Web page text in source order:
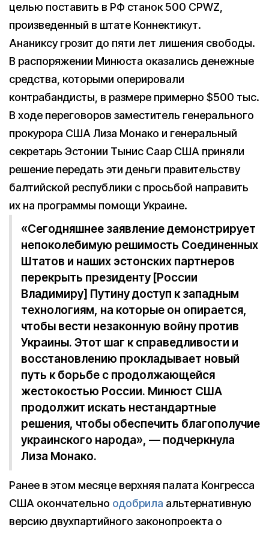
целью поставить в РФ станок 500 CPWZ,
произведенный в штате Коннектикут.
Ананиксу грозит до пяти лет лишения свободы.
В распоряжении Минюста оказались денежные
средства, которыми оперировали
контрабандисты, в размере примерно $500 тыс.
В ходе переговоров заместитель генерального
прокурора США Лиза Монако и генеральный
секретарь Эстонии Тынис Саар США приняли
решение передать эти деньги правительству
балтийской республики с просьбой направить
их на программы помощи Украине.
«Сегодняшнее заявление демонстрирует
непоколебимую решимость Соединенных
Штатов и наших эстонских партнеров
перекрыть президенту [России
Владимиру] Путину доступ к западным
технологиям, на которые он опирается,
чтобы вести незаконную войну против
Украины. Этот шаг к справедливости и
восстановлению прокладывает новый
путь к борьбе с продолжающейся
жестокостью России. Минюст США
продолжит искать нестандартные
решения, чтобы обеспечить благополучие
украинского народа», — подчеркнула
Лиза Монако.
Ранее в этом месяце верхняя палата Конгресса
США окончательно одобрила альтернативную
версию двухпартийного законопроекта о